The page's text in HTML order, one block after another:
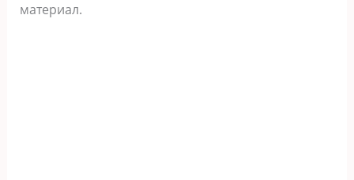
материал.